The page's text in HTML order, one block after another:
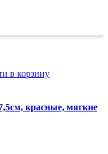
в корзину
красные, мягкие